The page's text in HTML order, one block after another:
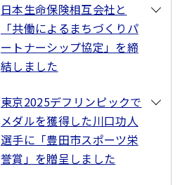
日本生命保険相互会社と
「共働によるまちづくりパ
ートナーシップ協定」を締
結しました
東京2025デフリンピックで
メダルを獲得した川口功人
選手に「豊田市スポーツ栄
誉賞」を贈呈しました